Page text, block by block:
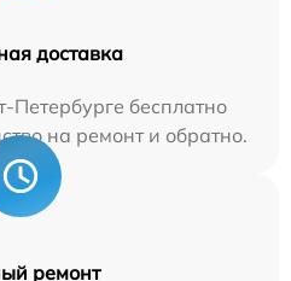
доставка
бесплатно
на ремонт и обратно.
ремонт